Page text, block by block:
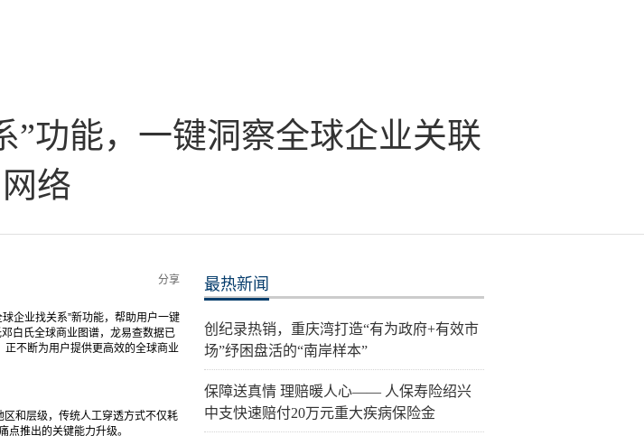
”功能，一键洞察全球企业关联
网络
分享
企业找关系”新功能，帮助用户一键
白氏全球商业图谱，龙易查数据已
不断为用户提供更高效的全球商业
和层级，传统人工穿透方式不仅耗
点推出的关键能力升级。
最热新闻
创纪录热销，重庆湾打造“有为政府+有效市
场”纾困盘活的“南岸样本”
保障送真情 理赔暖人心—— 人保寿险绍兴
中支快速赔付20万元重大疾病保险金